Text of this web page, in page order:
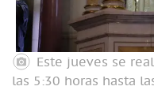
Este jueves se
las 5:30 horas hasta